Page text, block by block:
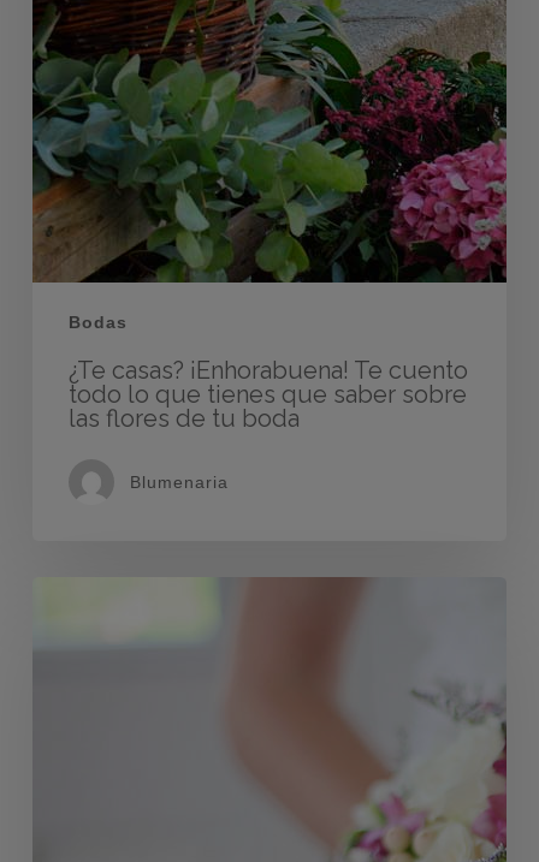
Bodas
¿Te casas? ¡Enhorabuena! Te cuento
todo lo que tienes que saber sobre
las flores de tu boda
Blumenaria